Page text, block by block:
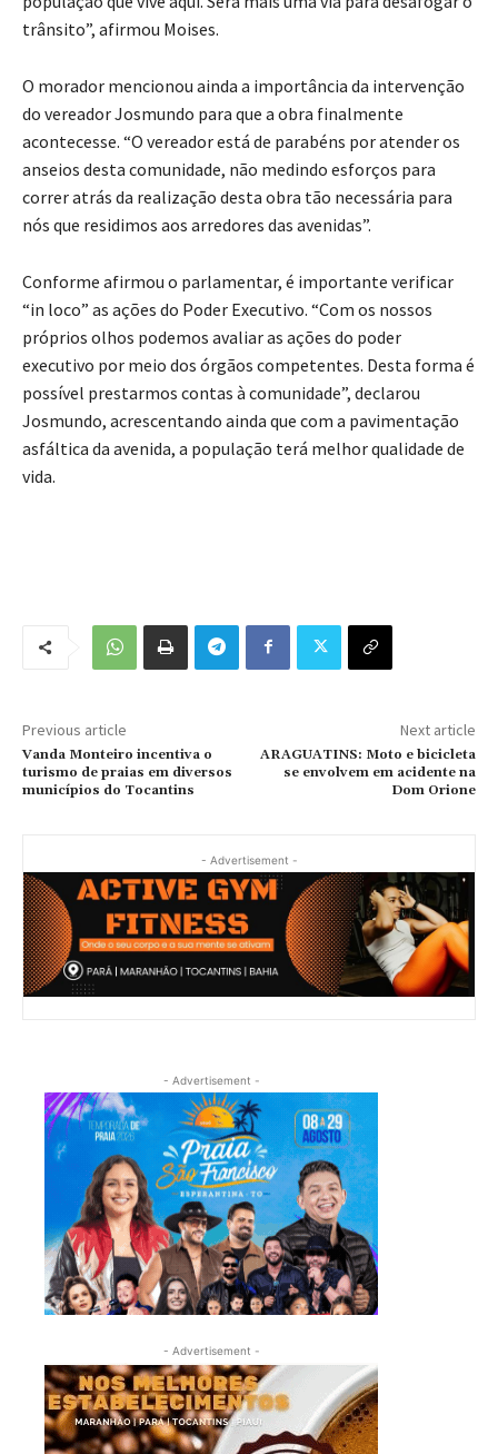
trânsito”, afirmou Moises.
O morador mencionou ainda a importância da intervenção
do vereador Josmundo para que a obra finalmente
acontecesse. “O vereador está de parabéns por atender os
anseios desta comunidade, não medindo esforços para
correr atrás da realização desta obra tão necessária para
nós que residimos aos arredores das avenidas”.
Conforme afirmou o parlamentar, é importante verificar
“in loco” as ações do Poder Executivo. “Com os nossos
próprios olhos podemos avaliar as ações do poder
executivo por meio dos órgãos competentes. Desta forma é
possível prestarmos contas à comunidade”, declarou
Josmundo, acrescentando ainda que com a pavimentação
asfáltica da avenida, a população terá melhor qualidade de
vida.
Previous article
Vanda Monteiro incentiva o
turismo de praias em diversos
municípios do Tocantins
Next article
ARAGUATINS: Moto e bicicleta
se envolvem em acidente na
Dom Orione
- Advertisement -
- Advertisement -
- Advertisement -